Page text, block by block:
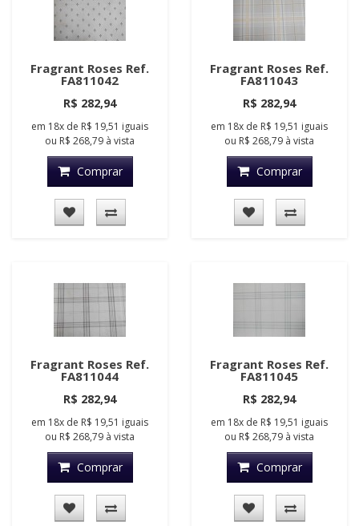
Fragrant Roses Ref.
FA811042
R$ 282,94
em 18x de R$ 19,51 iguais
ou R$ 268,79 à vista
Comprar
Fragrant Roses Ref.
FA811043
R$ 282,94
em 18x de R$ 19,51 iguais
ou R$ 268,79 à vista
Comprar
Fragrant Roses Ref.
FA811044
R$ 282,94
em 18x de R$ 19,51 iguais
ou R$ 268,79 à vista
Comprar
Fragrant Roses Ref.
FA811045
R$ 282,94
em 18x de R$ 19,51 iguais
ou R$ 268,79 à vista
Comprar